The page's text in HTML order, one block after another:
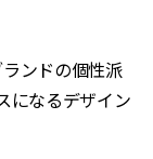
ンドの個性派
になるデザイン